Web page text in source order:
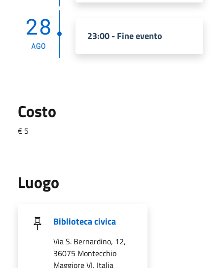
28
AGO
23:00 - Fine evento
Costo
€ 5
Luogo
Biblioteca civica
Via S. Bernardino, 12,
36075 Montecchio
Maggiore VI, Italia